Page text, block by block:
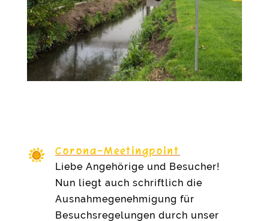
Corona-Meetingpoint
Liebe Angehörige und Besucher!
Nun liegt auch schriftlich die
Ausnahmegenehmigung für
Besuchsregelungen durch unser